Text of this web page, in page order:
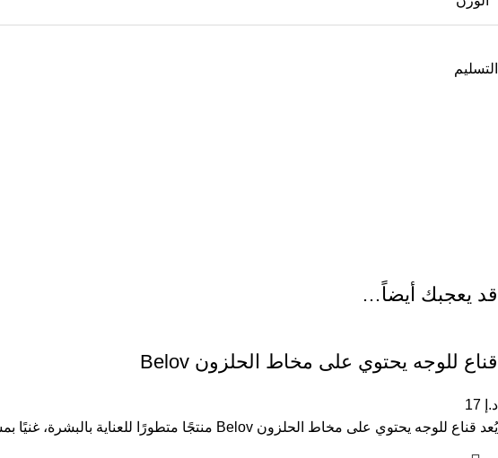
التسليم
قد يعجبك أيضاً…
قناع للوجه يحتوي على مخاط الحلزون Belov
د.إ
يُعد قناع للوجه يحتوي على مخاط الحلزون Belov منتجًا متطورًا للعناية بالبشرة، غنيًا بمستخلص مخاط الحلزون المعروف بخصائصه المرطبة والمجددة.